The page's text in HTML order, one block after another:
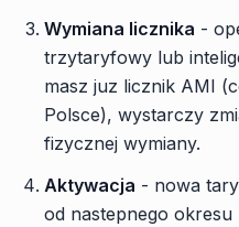
Wymiana licznika -
trzytaryfowy lub
masz juz licznik AMI
Polsce), wystarczy
fizycznej wymiany.
Aktywacja - nowa
od nastepnego